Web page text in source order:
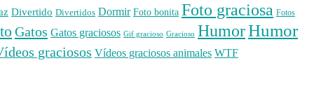
Divertido Divertidos Dormir Foto bonita Foto graciosa Fotos
Gatos Gatos graciosos Gif gracioso Gracioso HumorHumor
graciosos Vídeos graciosos animales WTF